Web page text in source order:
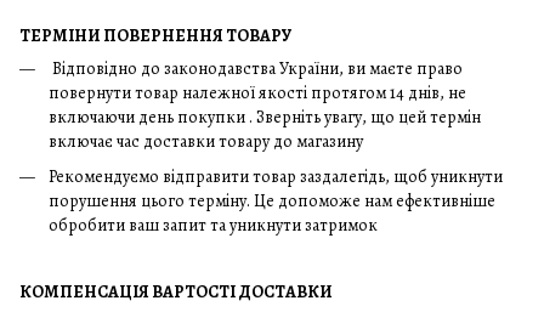
ТЕРМІНИ ПОВЕРНЕННЯ ТОВАРУ
Відповідно до законодавства України, ви маєте право
повернути товар належної якості протягом 14 днів, не
включаючи день покупки . Зверніть увагу, що цей термін
включає час доставки товару до магазину
Рекомендуємо відправити товар заздалегідь, щоб уникнути
порушення цього терміну. Це допоможе нам ефективніше
обробити ваш запит та уникнути затримок
КОМПЕНСАЦІЯ ВАРТОСТІ ДОСТАВКИ